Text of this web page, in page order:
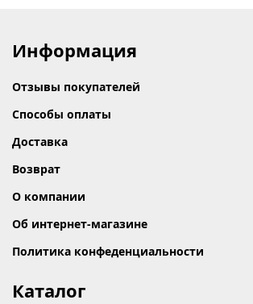
Информация
Отзывы покупателей
Способы оплаты
Доставка
Возврат
О компании
Об интернет-магазине
Политика конфеденциальности
Каталог